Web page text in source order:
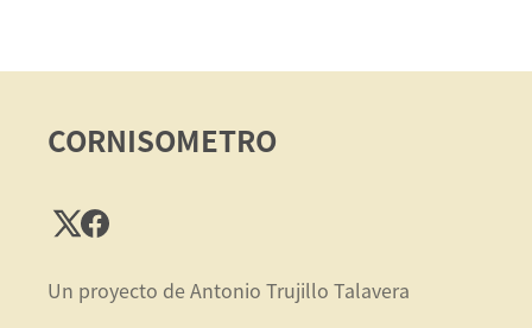
CORNISOMETRO
Un proyecto de Antonio Trujillo Talavera